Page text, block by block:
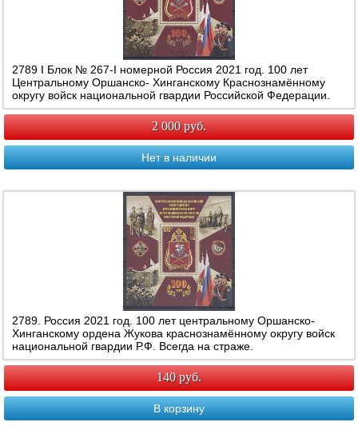
2789 I Блок № 267-I номерной Россия 2021 год. 100 лет
Центральному Оршанско- Хинганскому Краснознамённому
округу войск национальной гвардии Российской Федерации.
Геральдический знак округа.
2 000 руб.
Нет в наличии
2789. Россия 2021 год. 100 лет центральному Оршанско-
Хинганскому ордена Жукова краснознамённому округу войск
национальной гвардии Р.Ф. Всегда на страже.
140 руб.
В корзину